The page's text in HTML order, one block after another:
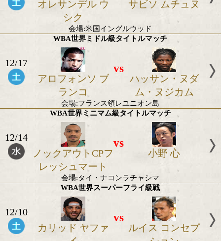
会場:中国・杭州
WBO世界クルーザー級タイトルマッチ
オレサンデル ウ
シク
サビソ ムチ
会場:米国イングルウッド
WBA世界ミドル級タイトルマッチ
12/17
アロフォンソ ブ
ランコ
ハッサン・
会場:フランス領レユニオン島
WBA世界ミニマム級タイトルマッチ
12/14